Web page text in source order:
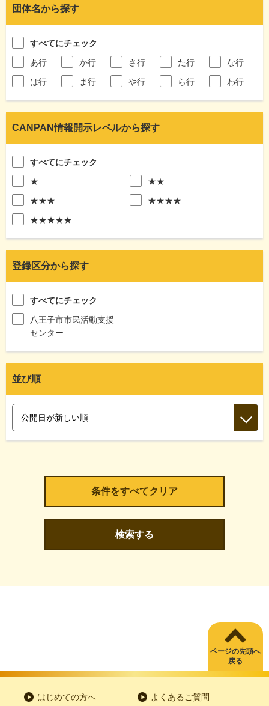
団体名から探す
すべてにチェック
あ行
か行 さ行 た行
な行
は行
ま行 や行 ら行 わ行
CANPAN情報開示レベルから探す
すべてにチェック
★
★★
★★★
★★★★
★★★★★
登録区分から探す
すべてにチェック
八王子市市民活動支援
センター
並び順
検索する
ページの先頭へ
戻る
はじめての方へ よくあるご質問